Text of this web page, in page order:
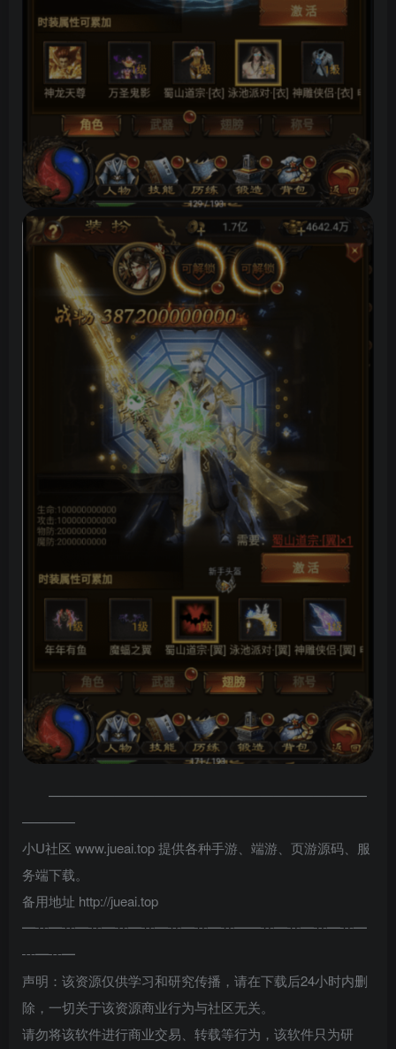
————————————————————————
————
小U社区 www.jueai.top 提供各种手游、端游、页游源码、服
务端下载。
备用地址 http://jueai.top
━┅━┅━┅━┅━┅━┅━┅━┅━━┅━┅━┅━┅━
┅━┅━
声明：该资源仅供学习和研究传播，请在下载后24小时内删
除，一切关于该资源商业行为与社区无关。
请勿将该软件进行商业交易、转载等行为，该软件只为研